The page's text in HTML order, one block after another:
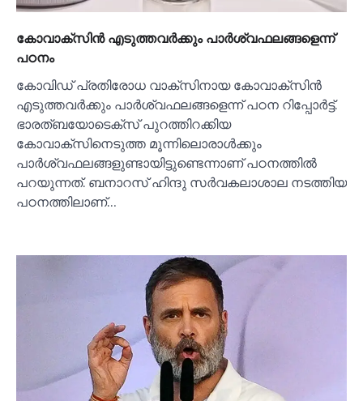
കോവാക്സിൻ എടുത്തവര്‍ക്കും പാര്‍ശ്വഫലങ്ങളെന്ന്
പഠനം
കോവിഡ് പ്രതിരോധ വാക്സിനായ കോവാക്സിൻ
എടുത്തവർക്കും പാർശ്വഫലങ്ങളെന്ന് പഠന റിപ്പോർട്ട്.
ഭാരത്ബയോടെക്സ് പുറത്തിറക്കിയ
കോവാക്സിനെടുത്ത മൂന്നിലൊരാള്‍ക്കും
പാർശ്വഫലങ്ങളുണ്ടായിട്ടുണ്ടെന്നാണ് പഠനത്തില്‍
പറയുന്നത്. ബനാറസ് ഹിന്ദു സർവകലാശാല നടത്തിയ
പഠനത്തിലാണ്…